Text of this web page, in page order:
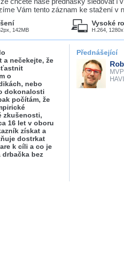
Vám tento záznam ke stažení v
142MB
Vysoké
H.264,
a nečekejte, že
o
nebo
dokonalosti
počítám, že
zkušenosti,
16 let v oboru
získat a
dostrkat
k cíli a co je
bez
Přednášející
MVP